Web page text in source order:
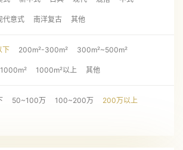
代意式 南洋复古 其他
下 200m²-300m² 300m²~500m²
1000m²以上 其他
50~100万 100~200万 200万以上